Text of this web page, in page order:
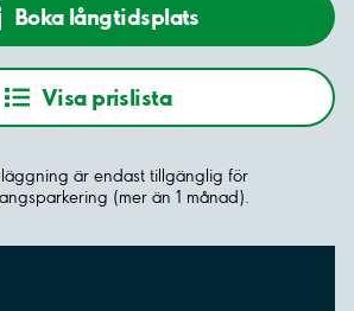
Boka långtidsplats
Visa prislista
är endast tillgänglig för
(mer än 1 månad).